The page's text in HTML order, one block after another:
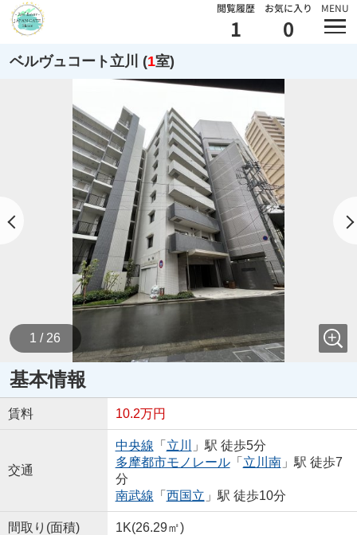
閲覧履歴
1
お気に入り
0
MENU
ベルヴュコート立川 (1室)
1 / 26
基本情報
賃料 10.2万円
交通
中央線 「 立川
」駅 徒歩5分
多摩都市モノレール「 立川南」駅 徒歩7
分
南武線 「 西国立 」駅 徒歩10分
間取り(面積) 1K(26.29㎡)